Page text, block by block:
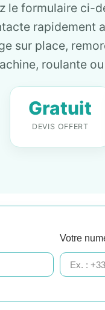
le formulaire ci-
rapidement
sur place,
roulante
Gratuit
DEVIS OFFERT
Votre